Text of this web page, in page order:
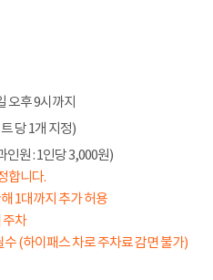
오후 9시까지
당 1개 지정)
인원 : 1인당 3,000원)
합니다.
1대까지 추가 허용
주차
(하이패스 차로 주차료 감면 불가)